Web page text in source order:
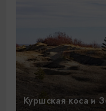
Куршская коса и